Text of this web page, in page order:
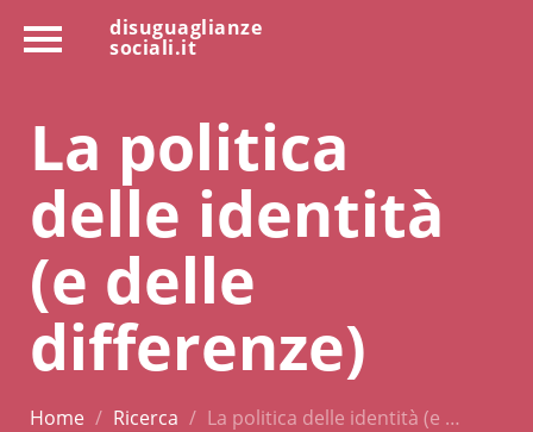
disuguaglianze
sociali.it
La politica
delle identità
(e delle
differenze)
Home Ricerca La politica delle identità (e …